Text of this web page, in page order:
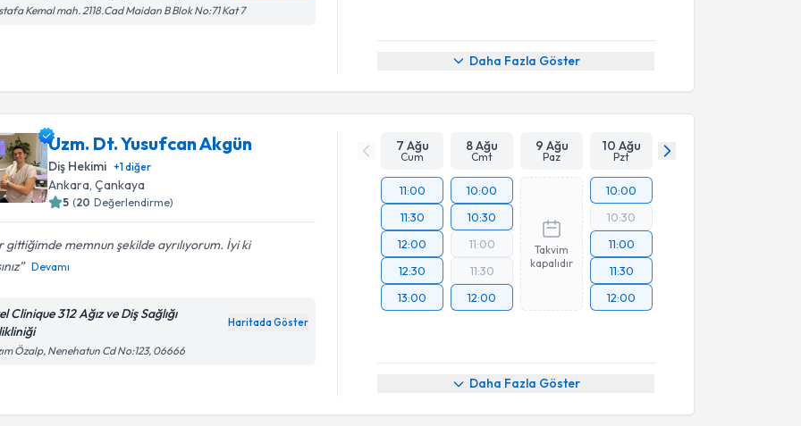
Kemal mah. 2118.Cad Maidan B Blok No:71 Kat 7
Daha Fazla Göster
Uzm. Dt. Yusufcan Akgün
Diş Hekimi +1diğer
Ankara, Çankaya
5 (20 Değerlendirme)
gittiğimde memnun şekilde ayrılıyorum. İyi ki
Devamı
Clinique 312 Ağız ve Diş Sağlığı
Haritada Göster
Özalp, Nenehatun Cd No:123, 06666
7 Ağu
Cum
8 Ağu
Cmt
9 Ağu
Paz
10 Ağu
Pzt
11:00
11:30
12:00
12:30
13:00
10:00
10:30
11:00
11:30
12:00
Takvim
kapalıdır
10:00
10:30
11:00
11:30
12:00
Daha Fazla Göster